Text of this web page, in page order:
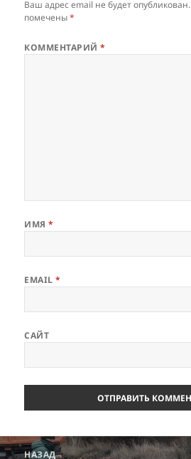
Ваш адрес email не будет опубликован.
помечены*
КОММЕНТАРИЙ*
ИМЯ*
EMAIL*
САЙТ
Навигация
НАЗАД